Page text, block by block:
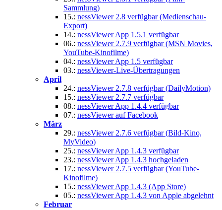
Sammlung)
15.: nessViewer 2.8 verfügbar (Medienschau-
Export)
14.: nessViewer App 1.5.1 verfügbar
06.: nessViewer 2.7.9 verfügbar (MSN Movies,
YouTube-Kinofilme)
04.: nessViewer App 1.5 verfügbar
03.: nessViewer-Live-Übertragungen
April
24.: nessViewer 2.7.8 verfügbar (DailyMotion)
15.: nessViewer 2.7.7 verfügbar
08.: nessViewer App 1.4.4 verfügbar
07.: nessViewer auf Facebook
März
29.: nessViewer 2.7.6 verfügbar (Bild-Kino,
MyVideo)
25.: nessViewer App 1.4.3 verfügbar
23.: nessViewer App 1.4.3 hochgeladen
17.: nessViewer 2.7.5 verfügbar (YouTube-
Kinofilme)
15.: nessViewer App 1.4.3 (App Store)
05.: nessViewer App 1.4.3 von Apple abgelehnt
Februar